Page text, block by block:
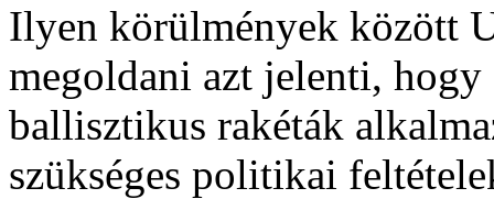
Ilyen körülmények között
megoldani azt jelenti,
ballisztikus rakéták
szükséges politikai